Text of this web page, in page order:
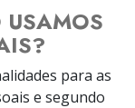
USAMOS
para as
e segundo